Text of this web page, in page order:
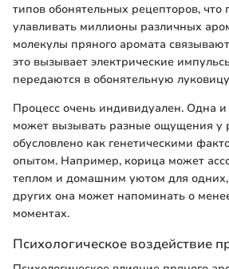
типов обонятельных рецепторов, что
улавливать миллионы различных
молекулы пряного аромата
это вызывает электрические
передаются в обонятельную
Процесс очень индивидуален. Одна
может вызывать разные ощущения у
обусловлено как генетическими
опытом. Например, корица может
теплом и домашним уютом для одних,
других она может напоминать о
моментах.
Психологическое воздействие